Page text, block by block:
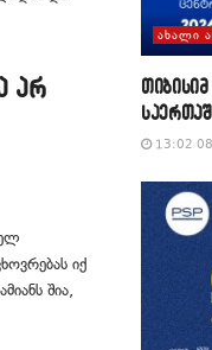
არ
იქ
შია,
ᲐᲮᲐᲚᲘ
13:02